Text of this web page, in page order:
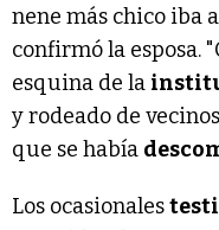
nene más chico iba
confirmó la esposa.
esquina de la
y rodeado de
que se había
Los ocasionales